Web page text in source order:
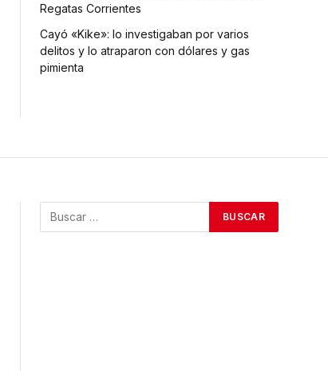
Regatas Corrientes
Cayó «Kike»: lo investigaban por varios
delitos y lo atraparon con dólares y gas
pimienta